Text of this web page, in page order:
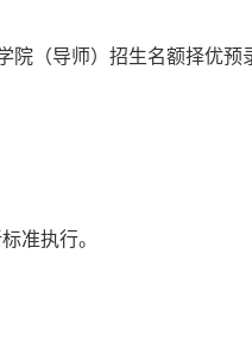
院（导师）招生名额择优预
准执行。